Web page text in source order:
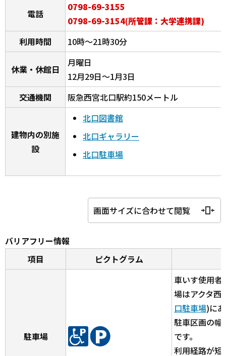
電話
0798-69-3155
0798-69-3154(所管課：大学連携課)
利用時間
10時～21時30分
休業・休館日
月曜日
12月29日～1月3日
交通機関
阪急西宮北口駅約150メートル
建物内の別施
設
北口図書館
北口ギャラリー
北口駐車場
画面サイズに合わせて閲覧
バリアフリー情報
項目
ピクトグラム
駐車場
車いす使用者
場はアクタ西
口駐車場)に
駐車区画の幅
です。
利用経路が短